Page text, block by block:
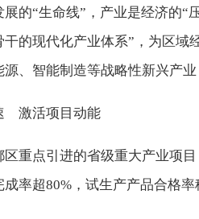
展的“生命线”，产业是经济的“
干的现代化产业体系”，为区域
源、智能制造等战略性新兴产
激活项目动能
区重点引进的省级重大产业项
成率超80%，试生产产品合格